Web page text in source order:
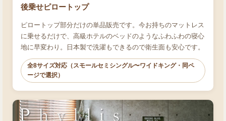
後乗せピロートップ
ピロートップ部分だけの単品販売です。今お持ちのマットレス
に乗せるだけで、高級ホテルのベッドのようなふわふわの寝心
地に早変わり。日本製で洗濯もできるので衛生面も安心です。
全8サイズ対応（スモールセミシングル〜ワイドキング・同ペ
ージで選択）